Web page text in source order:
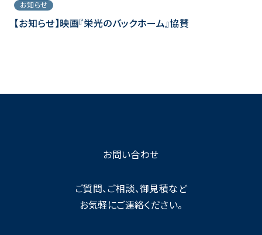
お知らせ
【お知らせ】映画『栄光のバックホーム』協賛
お問い合わせ
ご質問、ご相談、御見積など
お気軽にご連絡ください。